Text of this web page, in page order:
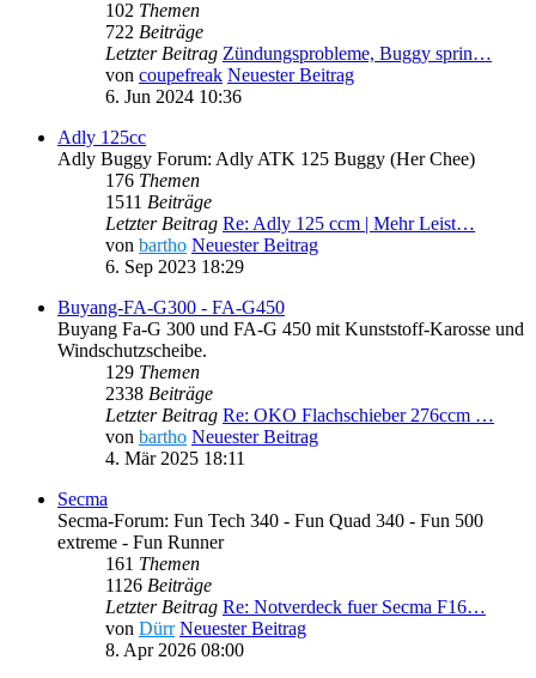
102 Themen
722 Beiträge
Letzter Beitrag Zündungsprobleme, Buggy sprin…
von coupefreak Neuester Beitrag
6. Jun 2024 10:36
Adly 125cc
Adly Buggy Forum: Adly ATK 125 Buggy (Her Chee)
176 Themen
1511 Beiträge
Letzter Beitrag Re: Adly 125 ccm | Mehr Leist…
von bartho Neuester Beitrag
6. Sep 2023 18:29
Buyang-FA-G300 - FA-G450
Buyang Fa-G 300 und FA-G 450 mit Kunststoff-Karosse und
Windschutzscheibe.
129 Themen
2338 Beiträge
Letzter Beitrag Re: OKO Flachschieber 276ccm …
von bartho Neuester Beitrag
4. Mär 2025 18:11
Secma
Secma-Forum: Fun Tech 340 - Fun Quad 340 - Fun 500
extreme - Fun Runner
161 Themen
1126 Beiträge
Letzter Beitrag Re: Notverdeck fuer Secma F16…
von Dürr Neuester Beitrag
8. Apr 2026 08:00